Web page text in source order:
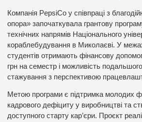
Компанія PepsiCo у співпраці з
опора» започаткувала грантову
технічних напрямів Національного
кораблебудування в Миколаєві. У межах
студентів отримають фінансову
грн на семестр і можливість
стажування з перспективою
Метою програми є підтримка молодих
кадрового дефіциту у виробництві та
доступного старту кар’єри. Проєкт